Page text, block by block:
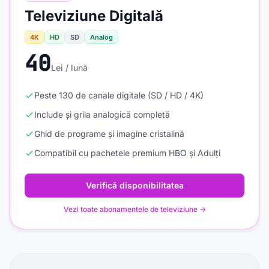
Televiziune Digitală
4K HD SD Analog
40Lei / lună
Peste 130 de canale digitale (SD / HD / 4K)
Include și grila analogică completă
Ghid de programe și imagine cristalină
Compatibil cu pachetele premium HBO și Adulți
Verifică disponibilitatea
Vezi toate abonamentele de televiziune →